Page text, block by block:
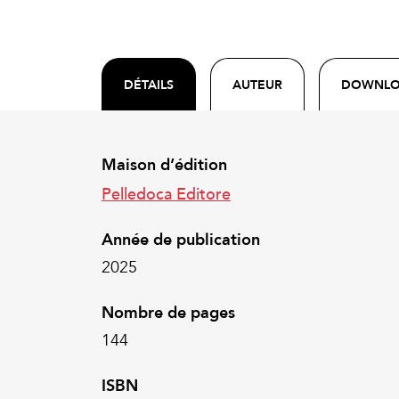
DÉTAILS AUTEUR
Maison d’édition
Pelledoca Editore
Année de publication
2025
Nombre de pages
144
ISBN